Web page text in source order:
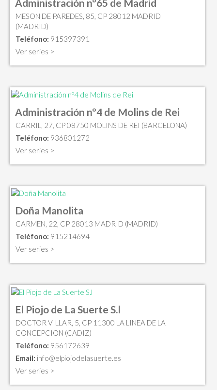
Administración nº65 de Madrid
MESON DE PAREDES, 85, CP 28012 MADRID
(MADRID)
Teléfono: 915397391
Ver series >
Administración nº4 de Molins de Rei
CARRIL, 27, CP 08750 MOLINS DE REI (BARCELONA)
Teléfono: 936801272
Ver series >
Doña Manolita
CARMEN, 22, CP 28013 MADRID (MADRID)
Teléfono: 915214694
Ver series >
El Piojo de La Suerte S.l
DOCTOR VILLAR, 5, CP 11300 LA LINEA DE LA
CONCEPCION (CADIZ)
Teléfono: 956172639
Email: info@elpiojodelasuerte.es
Ver series >